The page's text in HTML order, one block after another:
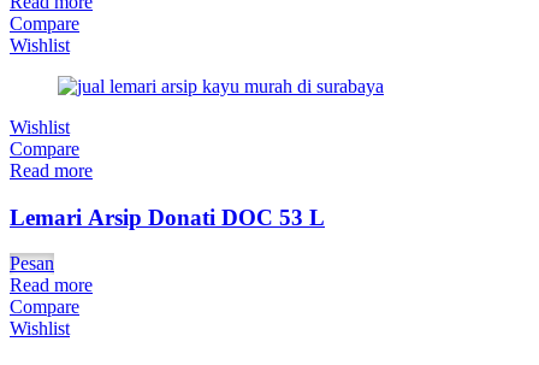
Compare
Wishlist
Wishlist
Compare
Read more
Lemari Arsip Donati DOC 53 L
Pesan
Read more
Compare
Wishlist